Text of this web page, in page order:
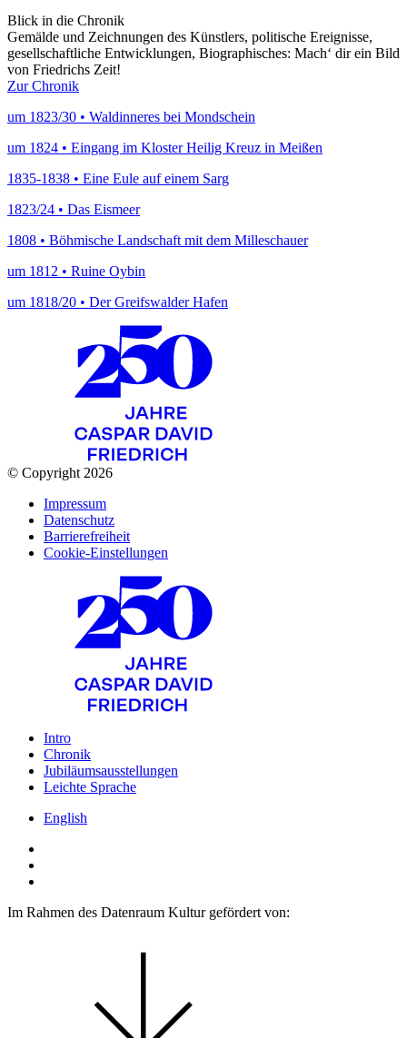
Blick in die Chronik
Gemälde und Zeichnungen des Künstlers, politische Ereignisse,
gesellschaftliche Entwicklungen, Biographisches: Mach‘ dir ein Bild
von Friedrichs Zeit!
Zur Chronik
um 1823/30 • Waldinneres bei Mondschein
um 1824 • Eingang im Kloster Heilig Kreuz in Meißen
1835-1838 • Eine Eule auf einem Sarg
1823/24 • Das Eismeer
1808 • Böhmische Landschaft mit dem Milleschauer
um 1812 • Ruine Oybin
um 1818/20 • Der Greifswalder Hafen
© Copyright 2026
Impressum
Datenschutz
Barrierefreiheit
Cookie-Einstellungen
Intro
Chronik
Jubiläumsausstellungen
Leichte Sprache
English
Im Rahmen des Datenraum Kultur gefördert von: